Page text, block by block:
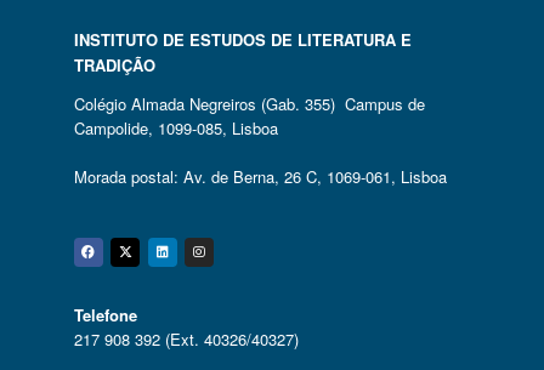
INSTITUTO DE ESTUDOS DE LITERATURA E
TRADIÇÃO
Colégio Almada Negreiros (Gab. 355) Campus de
Campolide, 1099-085, Lisboa
Morada postal: Av. de Berna, 26 C, 1069-061, Lisboa
Facebook
Twitter
Linkedin
Instagram
Telefone
217 908 392 (Ext. 40326/40327)